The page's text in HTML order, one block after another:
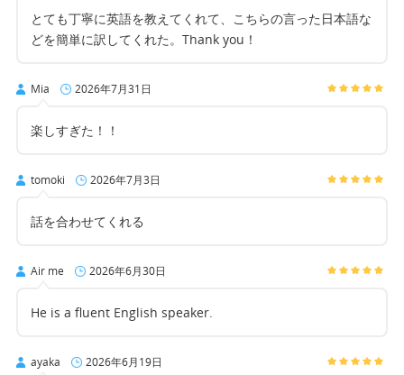
とても丁寧に英語を教えてくれて、こちらの言った日本語な
どを簡単に訳してくれた。Thank you！
Mia 2026年7月31日
楽しすぎた！！
tomoki 2026年7月3日
話を合わせてくれる
Air me 2026年6月30日
He is a fluent English speaker.
ayaka 2026年6月19日